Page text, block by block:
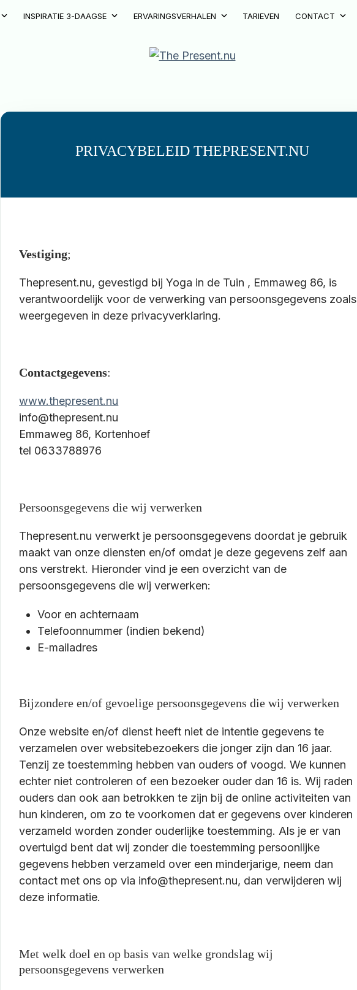
INSPIRATIE 3-DAAGSE ERVARINGSVERHALEN TARIEVEN CONTACT
PRIVACYBELEID THEPRESENT.NU
Vestiging;
Thepresent.nu, gevestigd bij Yoga in de Tuin , Emmaweg 86, is
verantwoordelijk voor de verwerking van persoonsgegevens zoals
weergegeven in deze privacyverklaring.
Contactgegevens:
www.thepresent.nu
info@thepresent.nu
Emmaweg 86, Kortenhoef
tel 0633788976
Persoonsgegevens die wij verwerken
Thepresent.nu verwerkt je persoonsgegevens doordat je gebruik
maakt van onze diensten en/of omdat je deze gegevens zelf aan
ons verstrekt. Hieronder vind je een overzicht van de
persoonsgegevens die wij verwerken:
Voor en achternaam
Telefoonnummer (indien bekend)
E-mailadres
Bijzondere en/of gevoelige persoonsgegevens die wij verwerken
Onze website en/of dienst heeft niet de intentie gegevens te
verzamelen over websitebezoekers die jonger zijn dan 16 jaar.
Tenzij ze toestemming hebben van ouders of voogd. We kunnen
echter niet controleren of een bezoeker ouder dan 16 is. Wij raden
ouders dan ook aan betrokken te zijn bij de online activiteiten van
hun kinderen, om zo te voorkomen dat er gegevens over kinderen
verzameld worden zonder ouderlijke toestemming. Als je er van
overtuigd bent dat wij zonder die toestemming persoonlijke
gegevens hebben verzameld over een minderjarige, neem dan
contact met ons op via info@thepresent.nu, dan verwijderen wij
deze informatie.
Met welk doel en op basis van welke grondslag wij
persoonsgegevens verwerken